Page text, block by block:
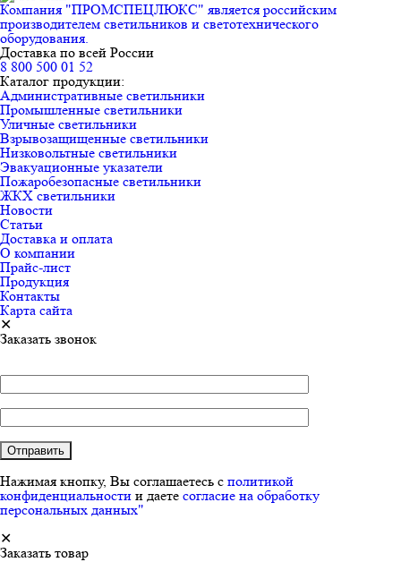
Компания "ПРОМСПЕЦЛЮКС" является российским
производителем светильников и светотехнического
оборудования.
Доставка по всей России
8 800 500 01 52
Каталог продукции:
Административные светильники
Промышленные светильники
Уличные светильники
Взрывозащищенные светильники
Низковольтные светильники
Эвакуационные указатели
Пожаробезопасные светильники
ЖКХ светильники
Новости
Статьи
Доставка и оплата
О компании
Прайс-лист
Продукция
Контакты
Карта сайта
✕
Заказать звонок
Нажимая кнопку, Вы соглашаетесь с политикой
конфиденциальности и даете согласие на обработку
персональных данных"
✕
Заказать товар